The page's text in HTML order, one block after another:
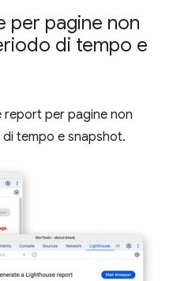
per pagine non
di tempo e
report per pagine non
di tempo e snapshot.